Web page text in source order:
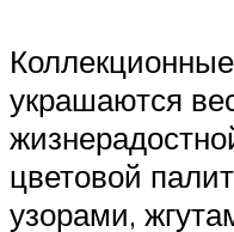
украшаются
цветовой
узорами,